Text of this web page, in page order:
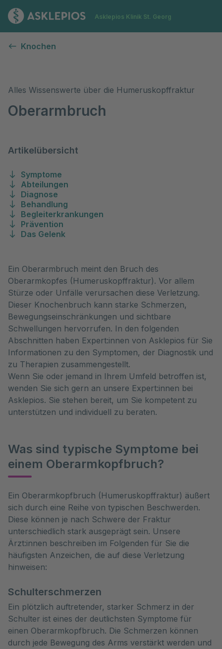
Zur Startseite
Asklepios Klinik St. Georg
Knochen
Alles Wissenswerte über die Humeruskopffraktur
Oberarmbruch
Artikelübersicht
Symptome
Abteilungen
Diagnose
Behandlung
Begleiterkrankungen
Prävention
Das Gelenk
Ein Oberarmbruch meint den Bruch des
Oberarmkopfes (Humeruskopffraktur). Vor allem
Stürze oder Unfälle verursachen diese Verletzung.
Dieser Knochenbruch kann starke Schmerzen,
Bewegungseinschränkungen und sichtbare
Schwellungen hervorrufen. In den folgenden
Abschnitten haben Expert:innen von Asklepios für Sie
Informationen zu den Symptomen, der Diagnostik und
zu Therapien zusammengestellt.
Wenn Sie oder jemand in Ihrem Umfeld betroffen ist,
wenden Sie sich gern an unsere Expert:innen bei
Asklepios. Sie stehen bereit, um Sie kompetent zu
unterstützen und individuell zu beraten.
Was sind typische Symptome bei
einem Oberarmkopfbruch?
Ein Oberarmkopfbruch (Humeruskopffraktur) äußert
sich durch eine Reihe von typischen Beschwerden.
Diese können je nach Schwere der Fraktur
unterschiedlich stark ausgeprägt sein. Unsere
Ärzt:innen beschreiben im Folgenden für Sie die
häufigsten Anzeichen, die auf diese Verletzung
hinweisen:
Schulterschmerzen
Ein plötzlich auftretender, starker Schmerz in der
Schulter ist eines der deutlichsten Symptome für
einen Oberarmkopfbruch. Die Schmerzen können
durch jede Bewegung des Arms verstärkt werden und